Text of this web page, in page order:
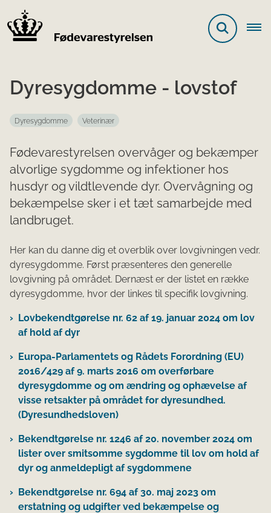
Dyresygdomme - lovstof
Dyresygdomme Veterinær
Fødevarestyrelsen overvåger og bekæmper
alvorlige sygdomme og infektioner hos
husdyr og vildtlevende dyr. Overvågning og
bekæmpelse sker i et tæt samarbejde med
landbruget.
​​​​​​​​​​Her kan du danne dig et overblik over lovgivningen vedr.
dyresygdomme. Først præsenteres den generelle
lovgivning på området. Dernæst er der listet en række
dyresygdomme, hvor der linkes til specifik lovgivning.
Lovbekendtgørelse nr. 62 af 19. januar 2024 om lov
af hold af dyr
​Europa-Parlamentets og Rådets Forordning (EU)
2016/429 af 9. marts 2016 om overførbare
dyresygdomme og om ændring og ophævelse af
visse retsakter på området for dyresundhed.
(Dyresundhedsloven)
Bekendtgørelse nr. 1246 af 20. november 2024 om
lister over smitsomme sygdomme til lov om hold af
dyr og anmeldepligt af sygdommene
Bekendtgørelse nr. 694 af 30. maj 2023 om
erstatning og udgifter ved bekæmpelse og